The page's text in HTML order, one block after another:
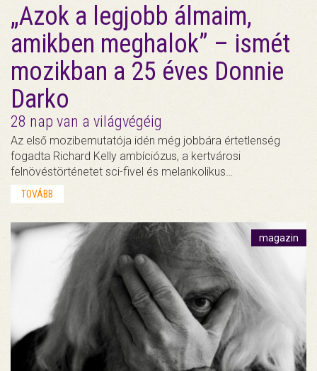
„Azok a legjobb álmaim,
amikben meghalok” – ismét
mozikban a 25 éves Donnie
Darko
28 nap van a világvégéig
Az első mozibemutatója idén még jobbára értetlenség
fogadta Richard Kelly ambíciózus, a kertvárosi
felnövéstörténetet sci-fivel és melankolikus…
TOVÁBB
magazin